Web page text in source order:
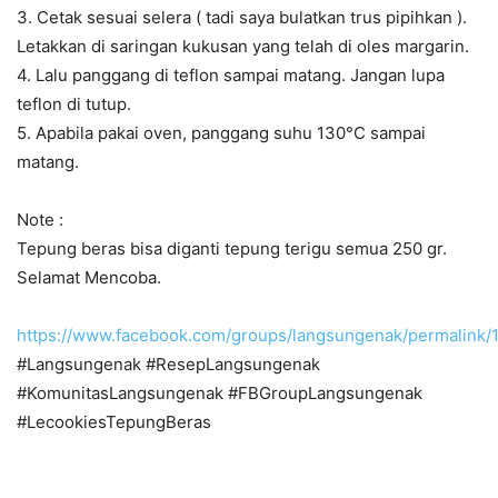
3. Cetak sesuai selera ( tadi saya bulatkan trus pipihkan ).
Letakkan di saringan kukusan yang telah di oles margarin.
4. Lalu panggang di teflon sampai matang. Jangan lupa
teflon di tutup.
5. Apabila pakai oven, panggang suhu 130°C sampai
matang.
Note :
Tepung beras bisa diganti tepung terigu semua 250 gr.
Selamat Mencoba.
https://www.facebook.com/groups/langsungenak/
#Langsungenak #ResepLangsungenak
#KomunitasLangsungenak #FBGroupLangsungenak
#LecookiesTepungBeras